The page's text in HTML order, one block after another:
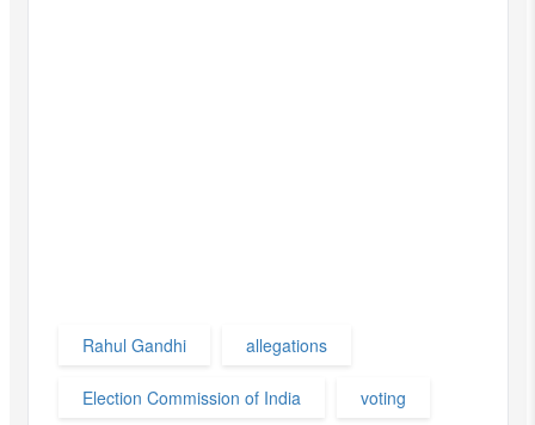
Rahul Gandhi allegations
Election Commission of India voting